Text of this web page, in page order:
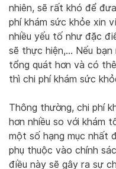
nhiên, sẽ rất khó để
phí khám sức khỏe xin
nhiều yếu tố như đặc
sẽ thực hiện,… Nếu bạn
tổng quát hơn và có
thì chi phí khám sức
Thông thường, chi phí
hơn nhiều so với khám
một số hạng mục nhất
phụ thuộc vào chính
điều này sẽ gây ra sự